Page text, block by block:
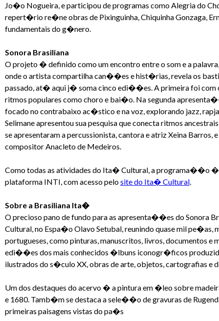
Jo�o Nogueira, e participou de programas como Alegria do
repert�rio re�ne obras de Pixinguinha, Chiquinha Gonzaga,
fundamentais do g�nero.
Sonora Brasiliana
O projeto � definido como um encontro entre o som e a
onde o artista compartilha can��es e hist�rias, revela os
passado, at� aqui j� soma cinco edi��es. A primeira foi
ritmos populares como choro e bai�o. Na segunda
focado no contrabaixo ac�stico e na voz, explorando jazz,
Selimane apresentou sua pesquisa que conecta ritmos
se apresentaram a percussionista, cantora e atriz Xeina
compositor Anacleto de Medeiros.
Como todas as atividades do Ita� Cultural, a programa��o
plataforma INTI, com acesso pelosite do Ita� Cultural.
Sobre a Brasiliana Ita�
O precioso pano de fundo para as apresenta��es do
Cultural, no Espa�o Olavo Setubal, reunindo quase mil pe�as,
portugueses, como pinturas, manuscritos, livros, documentos
edi��es dos mais conhecidos �lbuns iconogr�ficos
ilustrados do s�culo XX, obras de arte, objetos, cartografias e
Um dos destaques do acervo � a pintura em �leo sobre
e 1680. Tamb�m se destaca a sele��o de gravuras de
primeiras paisagens vistas do pa�s